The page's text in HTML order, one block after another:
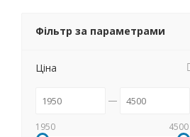
Фільтр за параметрами
Ціна
1950 4500